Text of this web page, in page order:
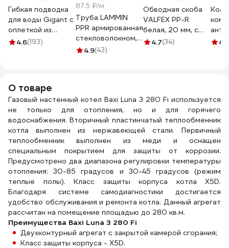
Гибкая подводка
для воды Gigant с
оплеткой из
нержавеющей
4.6(193)
87.5 ₽/м
Труба LAMMIN
PPR армированная
стекловолокном, PN25 25х4.2
Lm310220420252
4.9(43)
Обводная скоба
VALFEX PP-R
белая, 20 мм, с
муфтами
4.7(34) 4.4
О товаре
Газовый настенный котел Baxi Luna 3 280 Fi используется
не только для отопления, но и для горячего
водоснабжения. Вторичный пластинчатый теплообменник
котла выполнен из нержавеющей стали. Первичный
теплообменник выполнен из меди и оснащен
специальным покрытием для защиты от коррозии.
Предусмотрено два диапазона регулировки температуры
отопления: 30-85 градусов и 30-45 градусов (режим
теплые полы). Класс защиты корпуса котла X5D.
Благодаря системе самодиагностики достигается
удобство обслуживания и ремонта котла. Данный агрегат
рассчитан на помещение площадью до 280 кв.м.
Преимущества Baxi Luna 3 280 Fi
Двухконтурный агрегат с закрытой камерой сгорания;
Класс защиты корпуса - X5D.